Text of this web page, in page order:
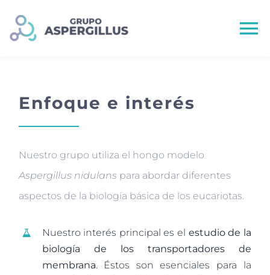
Integrantes
Líneas de Investigación
Publicaciones
Enfoque e interés
Nuestro grupo utiliza el hongo modelo
Aspergillus nidulans para abordar diferentes
aspectos de la biología básica de los eucariotas.
Nuestro interés principal es el estudio de la
biología de los transportadores de
membrana. Éstos son esenciales para la